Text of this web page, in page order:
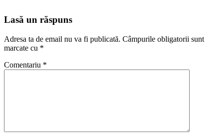
Lasă un răspuns
Adresa ta de email nu va fi publicată. Câmpurile obligatorii sunt
marcate cu *
Comentariu *